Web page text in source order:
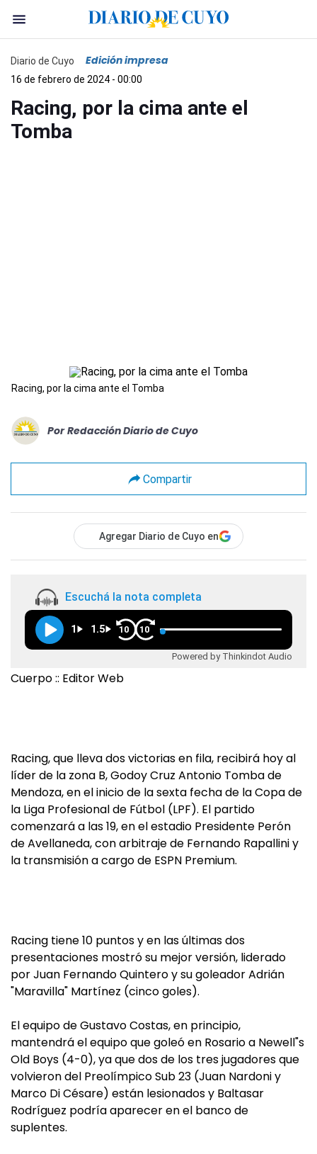
Diario de Cuyo Edición impresa
16 de febrero de 2024 - 00:00
Racing, por la cima ante el
Tomba
Racing, por la cima ante el Tomba
Por Redacción Diario de Cuyo
Compartir
Agregar Diario de Cuyo en
Escuchá la nota completa
1 1.5 10 10
Powered by Thinkindot Audio
Cuerpo :: Editor Web
Racing, que lleva dos victorias en fila, recibirá hoy al
líder de la zona B, Godoy Cruz Antonio Tomba de
Mendoza, en el inicio de la sexta fecha de la Copa de
la Liga Profesional de Fútbol (LPF). El partido
comenzará a las 19, en el estadio Presidente Perón
de Avellaneda, con arbitraje de Fernando Rapallini y
la transmisión a cargo de ESPN Premium.
Racing tiene 10 puntos y en las últimas dos
presentaciones mostró su mejor versión, liderado
por Juan Fernando Quintero y su goleador Adrián
"Maravilla" Martínez (cinco goles).
El equipo de Gustavo Costas, en principio,
mantendrá el equipo que goleó en Rosario a Newell"s
Old Boys (4-0), ya que dos de los tres jugadores que
volvieron del Preolímpico Sub 23 (Juan Nardoni y
Marco Di Césare) están lesionados y Baltasar
Rodríguez podría aparecer en el banco de
suplentes.